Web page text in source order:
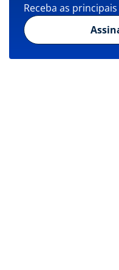
Receba as